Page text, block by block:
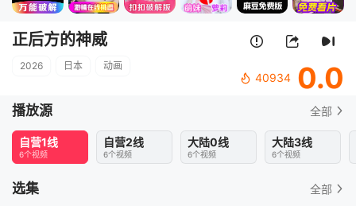
正后方的神威
2026 日本 动画
40934 0.0
播放源 全部
自营1线
6个视频
自营2线
6个视频
大陆0线
6个视频
大陆3线
6个视频
选集 全部